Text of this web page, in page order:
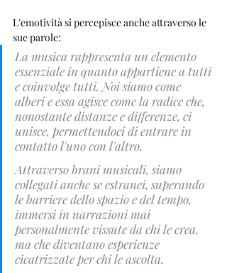
L'emotività si percepisce anche attraverso le
sue parole:
La musica rappresenta un elemento
essenziale in quanto appartiene a tutti
e coinvolge tutti. Noi siamo come
alberi e essa agisce come la radice che,
nonostante distanze e differenze, ci
unisce, permettendoci di entrare in
contatto l'uno con l'altro.
Attraverso brani musicali, siamo
collegati anche se estranei, superando
le barriere dello spazio e del tempo,
immersi in narrazioni mai
personalmente vissute da chi le crea,
ma che diventano esperienze
cicatrizzate per chi le ascolta.